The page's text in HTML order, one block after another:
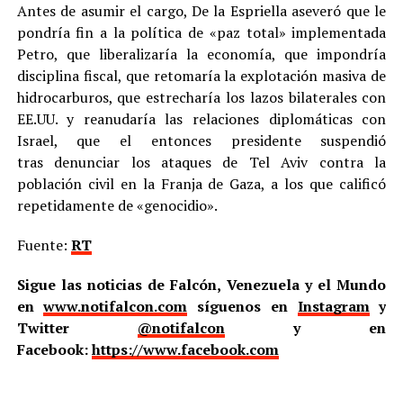
Antes de asumir el cargo, De la Espriella aseveró que le
pondría fin a la política de «paz total» implementada
Petro, que liberalizaría la economía, que impondría
disciplina fiscal, que retomaría la explotación masiva de
hidrocarburos, que estrecharía los lazos bilaterales con
EE.UU. y reanudaría las relaciones diplomáticas con
Israel, que el entonces presidente suspendió
tras denunciar los ataques de Tel Aviv contra la
población civil en la Franja de Gaza, a los que calificó
repetidamente de «genocidio».
Fuente: RT
Sigue las noticias de Falcón, Venezuela y el Mundo
enwww.notifalcon.com síguenos en Instagramy
Twitter @notifalcony en
Facebook:https://www.facebook.com